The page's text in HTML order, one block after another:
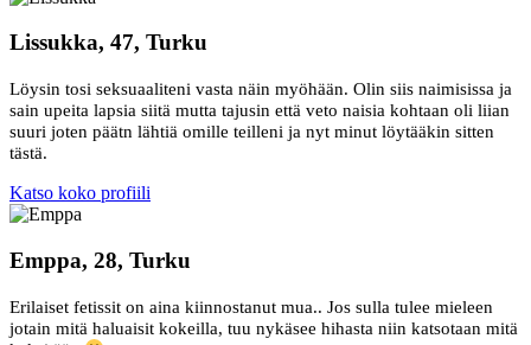
Lissukka, 47, Turku
Löysin tosi seksuaaliteni vasta näin myöhään. Olin siis naimisissa ja
sain upeita lapsia siitä mutta tajusin että veto naisia kohtaan oli liian
suuri joten päätn lähtiä omille teilleni ja nyt minut löytääkin sitten
tästä.
Katso koko profiili
Emppa, 28, Turku
Erilaiset fetissit on aina kiinnostanut mua.. Jos sulla tulee mieleen
jotain mitä haluaisit kokeilla, tuu nykäsee hihasta niin katsotaan mitä